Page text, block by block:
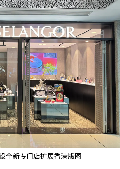
全新专门店扩展香港版图